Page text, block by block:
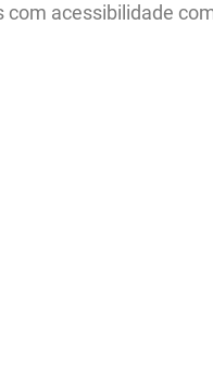
acessibilidade